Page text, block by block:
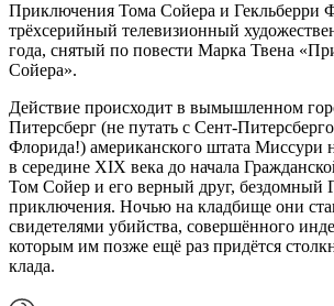
Приключения Тома Сойера и Гекльберри
трёхсерийный телевизионный
года, снятый по повести Марка Твена
Сойера».
Действие происходит в вымышленном
Питерсберг (не путать с Сент-
Флорида!) американского штата Миссури
в середине XIX века до начала
Том Сойер и его верный друг,
приключения. Ночью на кладбище они
свидетелями убийства, совершённого
которым им позже ещё раз придётся
клада.